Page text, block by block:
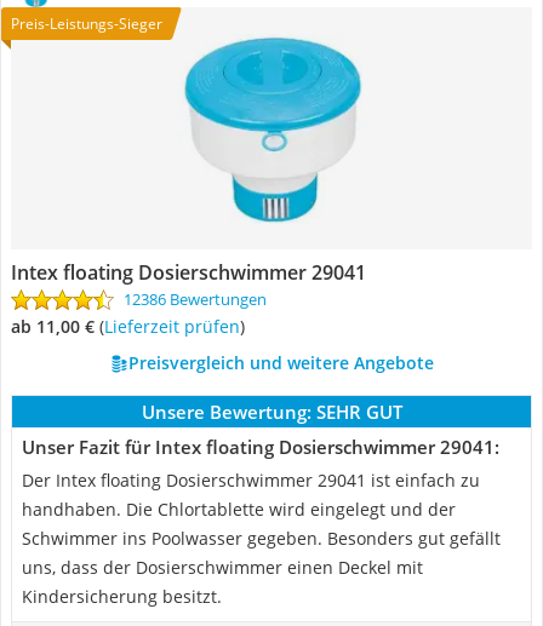
Preis-Leistungs-Sieger
Intex floating Dosierschwimmer 29041
12386 Bewertungen
ab 11,00 € (Lieferzeit prüfen)
Preisvergleich und weitere Angebote
Unsere Bewertung: SEHR GUT
Unser Fazit für Intex floating Dosierschwimmer 29041:
Der Intex floating Dosierschwimmer 29041 ist einfach zu
handhaben. Die Chlortablette wird eingelegt und der
Schwimmer ins Poolwasser gegeben. Besonders gut gefällt
uns, dass der Dosierschwimmer einen Deckel mit
Kindersicherung besitzt.